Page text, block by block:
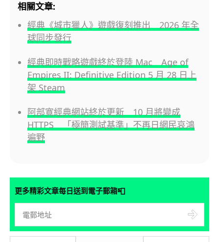
相關文章:
經典《城市獵人》遊戲復刻推出 2026 年全
球同步發行
經典即時戰略遊戲終於登陸 Mac Age of
Empires II: Definitive Edition 5 月 28 日上
架 Steam
阿部寛經典網站終於更新 10 月將變成
HTTPS 「極簡測試基準」不再日網民哀鴻
遍野
更多精彩文章每日送到電子郵箱📮